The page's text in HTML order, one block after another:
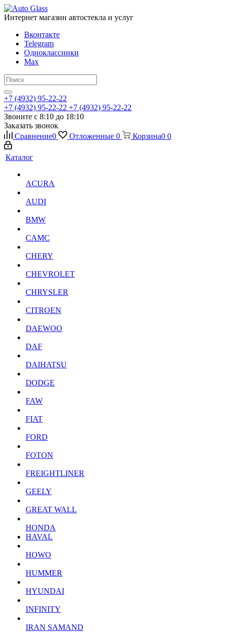
Интернет магазин автостекла и услуг
Вконтакте
Telegram
Одноклассники
Max
+7 (4932) 95-22-22
+7 (4932) 95-22-22 +7 (4932) 95-22-22
Звоните с 8:10 до 18:10
Заказать звонок
Сравнение0 Отложенные 0 Корзина0 0
Каталог
ACURA
AUDI
BMW
CAMC
CHERY
CHEVROLET
CHRYSLER
CITROEN
DAEWOO
DAF
DAIHATSU
DODGE
FAW
FIAT
FORD
FOTON
FREIGHTLINER
GEELY
GREAT WALL
HONDA
HAVAL
HOWO
HUMMER
HYUNDAI
INFINITY
IRAN SAMAND